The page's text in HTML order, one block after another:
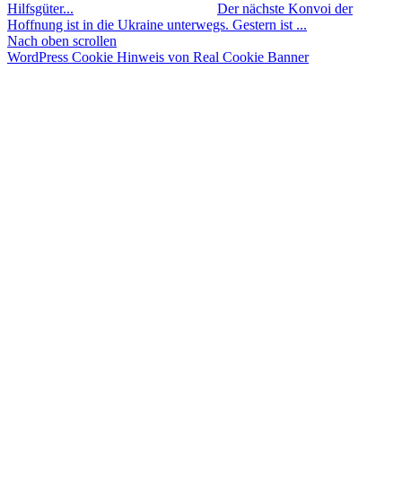
Hilfsgüter...
Der nächste Konvoi der
Hoffnung ist in die Ukraine unterwegs. Gestern ist ...
Nach oben scrollen
WordPress Cookie Hinweis von Real Cookie Banner